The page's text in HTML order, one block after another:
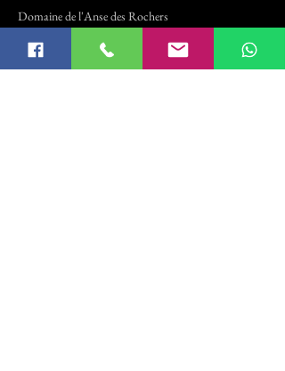
Domaine de l'Anse des Rochers
Daube
97118 SAINT-FRANCOIS